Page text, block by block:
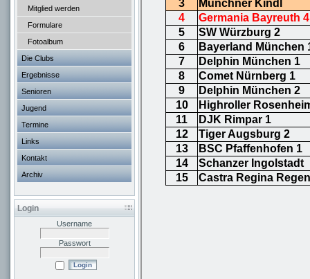
Mitglied werden
Formulare
Fotoalbum
Die Clubs
Ergebnisse
Senioren
Jugend
Termine
Links
Kontakt
Archiv
Login
Username
Passwort